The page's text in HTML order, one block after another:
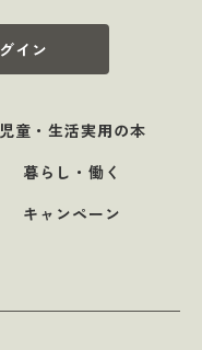
イン
児童・生活実用の本
暮らし・働く
キャンペーン